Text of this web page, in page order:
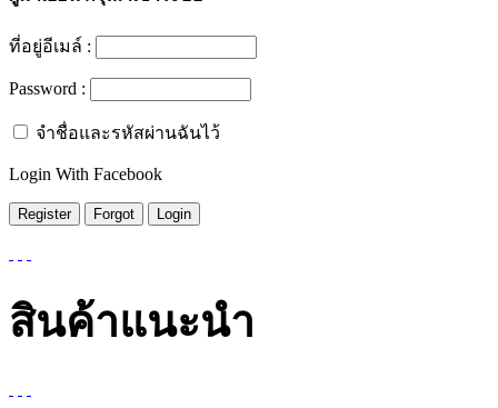
ที่อยู่อีเมล์ :
Password :
จำชื่อและรหัสผ่านฉันไว้
Login With Facebook
สินค้าแนะนำ